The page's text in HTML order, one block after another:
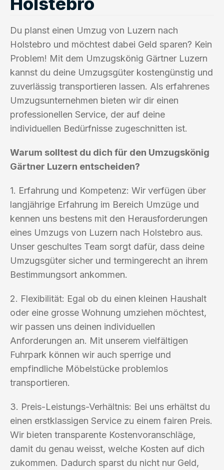
Du planst einen Umzug von Luzern nach
Holstebro und möchtest dabei Geld sparen? Kein
Problem! Mit dem Umzugskönig Gärtner Luzern
kannst du deine Umzugsgüter kostengünstig und
zuverlässig transportieren lassen. Als erfahrenes
Umzugsunternehmen bieten wir dir einen
professionellen Service, der auf deine
individuellen Bedürfnisse zugeschnitten ist.
Warum solltest du dich für den Umzugskönig
Gärtner Luzern entscheiden?
1. Erfahrung und Kompetenz: Wir verfügen über
langjährige Erfahrung im Bereich Umzüge und
kennen uns bestens mit den Herausforderungen
eines Umzugs von Luzern nach Holstebro aus.
Unser geschultes Team sorgt dafür, dass deine
Umzugsgüter sicher und termingerecht an ihrem
Bestimmungsort ankommen.
2. Flexibilität: Egal ob du einen kleinen Haushalt
oder eine grosse Wohnung umziehen möchtest,
wir passen uns deinen individuellen
Anforderungen an. Mit unserem vielfältigen
Fuhrpark können wir auch sperrige und
empfindliche Möbelstücke problemlos
transportieren.
3. Preis-Leistungs-Verhältnis: Bei uns erhältst du
einen erstklassigen Service zu einem fairen Preis.
Wir bieten transparente Kostenvoranschläge,
damit du genau weisst, welche Kosten auf dich
zukommen. Dadurch sparst du nicht nur Geld,